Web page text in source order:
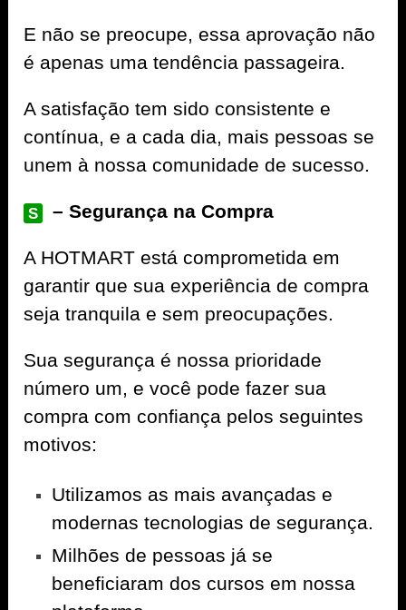
E não se preocupe, essa aprovação não
é apenas uma tendência passageira.
A satisfação tem sido consistente e
contínua, e a cada dia, mais pessoas se
unem à nossa comunidade de sucesso.
S – Segurança na Compra
A HOTMART está comprometida em
garantir que sua experiência de compra
seja tranquila e sem preocupações.
Sua segurança é nossa prioridade
número um, e você pode fazer sua
compra com confiança pelos seguintes
motivos:
Utilizamos as mais avançadas e
modernas tecnologias de segurança.
Milhões de pessoas já se
beneficiaram dos cursos em nossa